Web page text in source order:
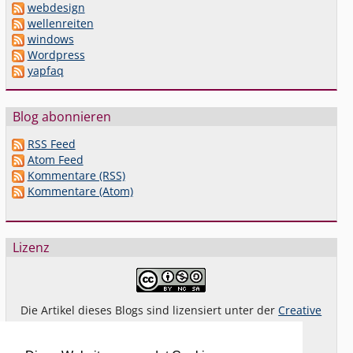
webdesign
wellenreiten
windows
Wordpress
yapfaq
Blog abonnieren
RSS Feed
Atom Feed
Kommentare (RSS)
Kommentare (Atom)
Lizenz
Die Artikel dieses Blogs sind lizensiert unter derCreative